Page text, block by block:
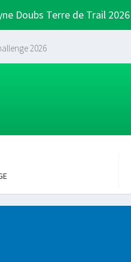
Doubs Terre de Trail 2026
2026